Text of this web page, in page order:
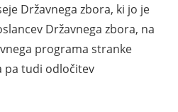
Državnega zbora, ki jo je
Državnega zbora, na
programa stranke
pa tudi odločitev